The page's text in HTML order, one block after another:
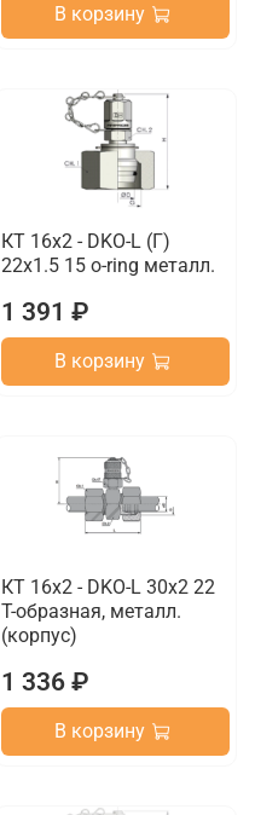
В корзину
КТ 16x2 - DKO-L (Г)
22x1.5 15 o-ring металл.
1 391 ₽
В корзину
КТ 16x2 - DKO-L 30x2 22
T-образная, металл.
(корпус)
1 336 ₽
В корзину